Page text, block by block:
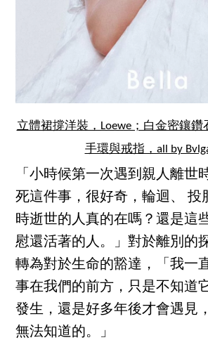
立體裙撐洋裝，Loewe；白金密鑲鑽
手環與戒指，all by
「小時候第一次遇到親人離世
死這件事，很好奇，輪迴、 投
時逝世的人真的在嗎？還是這
慰還活著的人。」對於離別的
轉為對於生命的豁達，「我一
事在我們的前方，只是不知道
發生，還是好多年後才會遇見
無法知道的。」